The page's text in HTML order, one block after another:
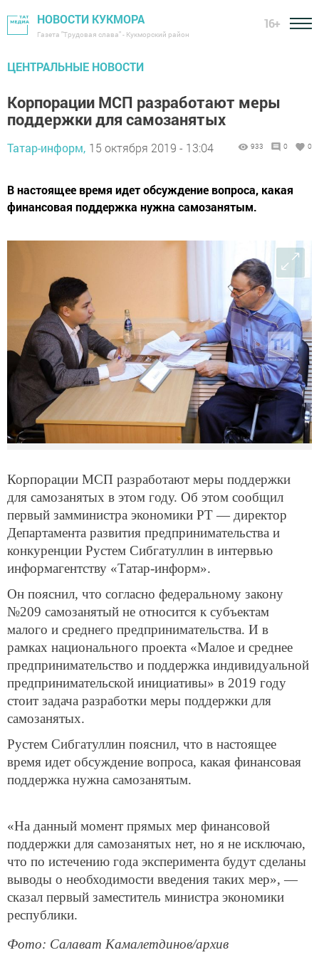
НОВОСТИ КУКМОРА
Газета "Трудовая слава" - Кукморский район
16+
ЦЕНТРАЛЬНЫЕ НОВОСТИ
Корпорации МСП разработают меры
поддержки для самозанятых
Татар-информ, 15 октября 2019 - 13:04 933 0 0
В настоящее время идет обсуждение вопроса, какая
финансовая поддержка нужна самозанятым.
Корпорации МСП разработают меры поддержки
для самозанятых в этом году. Об этом сообщил
первый замминистра экономики РТ — директор
Департамента развития предпринимательства и
конкуренции Рустем Сибгатуллин в интервью
информагентству «Татар-информ».
Он пояснил, что согласно федеральному закону
№209 самозанятый не относится к субъектам
малого и среднего предпринимательства. И в
рамках национального проекта «Малое и среднее
предпринимательство и поддержка индивидуальной
предпринимательской инициативы» в 2019 году
стоит задача разработки меры поддержки для
самозанятых.
Рустем Сибгатуллин пояснил, что в настоящее
время идет обсуждение вопроса, какая финансовая
поддержка нужна самозанятым.
«На данный момент прямых мер финансовой
поддержки для самозанятых нет, но я не исключаю,
что по истечению года эксперимента будут сделаны
выводы о необходимости введения таких мер», —
сказал первый заместитель министра экономики
республики.
Фото: Салават Камалетдинов/архив